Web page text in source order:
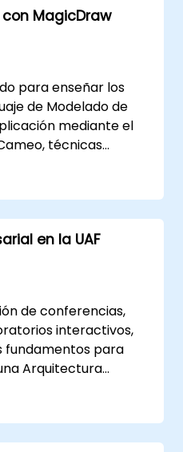
MagicDraw
para enseñar los
de Modelado de
mediante el
técnicas
(MBSE) y las
en la UAF
de conferencias,
interactivos,
fundamentos para
Arquitectura
versión 1.2.